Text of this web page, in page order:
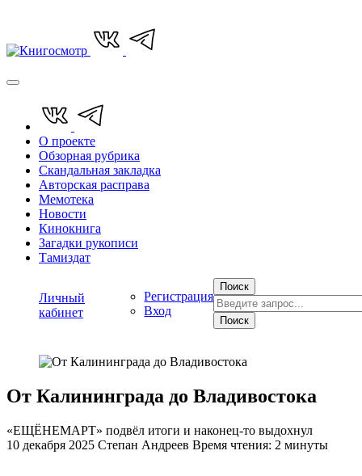
О проекте
Обзорная рубрика
Скандальная закладка
Авторская расправа
Мемотека
Новости
Кинокнига
Загадки рукописи
Тамиздат
Личный
кабинет
Регистрация
Вход
Поиск
Поиск
От Калининграда до Владивостока
«ЕЩЁНЕМАРТ» подвёл итоги и наконец-то выдохнул
10 декабря 2025 Степан Андреев Время чтения: 2 минуты